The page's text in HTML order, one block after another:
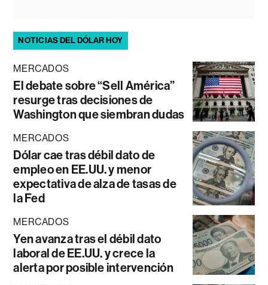
NOTICIAS DEL DÓLAR HOY
MERCADOS
El debate sobre “Sell América”
resurge tras decisiones de
Washington que siembran dudas
MERCADOS
Dólar cae tras débil dato de
empleo en EE.UU. y menor
expectativa de alza de tasas de
la Fed
MERCADOS
Yen avanza tras el débil dato
laboral de EE.UU. y crece la
alerta por posible intervención